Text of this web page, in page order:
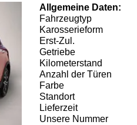
Allgemeine Daten:
Fahrzeugtyp
Karosserieform
Erst-Zul.
Getriebe
Kilometerstand
Anzahl der Türen
Farbe
Standort
Lieferzeit
Unsere Nummer